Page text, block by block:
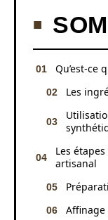
Qu’est-ce
Les
Les
artisanal
Affinage